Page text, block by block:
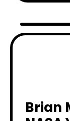
Brian